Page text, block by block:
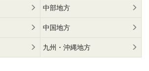
中部地方
中国地方
九州・沖縄地方